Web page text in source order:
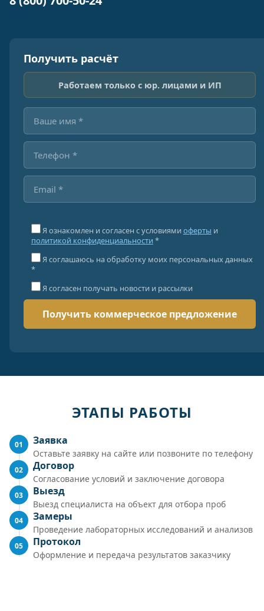
Получить расчёт
Работаем только с юр. лицами и ИП
Я ознакомлен и согласен с условиями оферты и
политикой конфиденциальности *
Я соглашаюсь на обработку моих персональных данных
*
Я согласен получать новости и рассылки
ЭТАПЫ РАБОТЫ
01 Заявка
Оставьте заявку на сайте или позвоните по телефону
02 Договор
Согласование условий и заключение договора
03 Выезд
Выезд специалиста на объект для отбора проб
04 Замеры
Проведение лабораторных исследований и анализов
05 Протокол
Оформление и передача результатов заказчику